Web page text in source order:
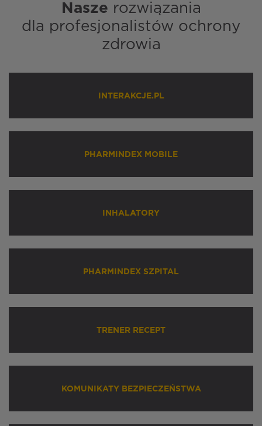
Nasze rozwiązania
dla profesjonalistów ochrony
zdrowia
INTERAKCJE.PL
PHARMINDEX MOBILE
INHALATORY
PHARMINDEX SZPITAL
TRENER RECEPT
KOMUNIKATY BEZPIECZEŃSTWA